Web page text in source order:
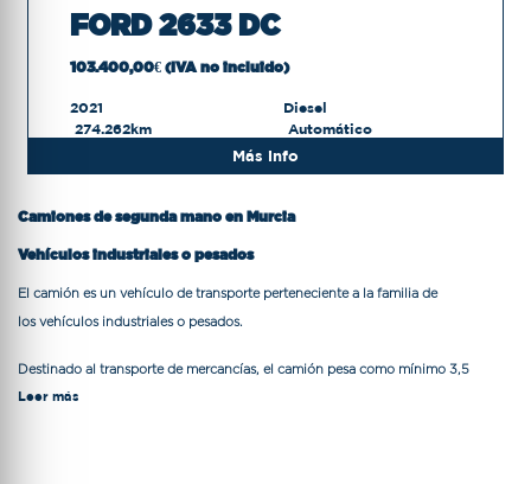
FORD 2633 DC
103.400,00€ (IVA no incluido)
2021
Diesel
274.262km
Automático
Más info
Camiones de segunda mano en Murcia
Vehículos industriales o pesados
El camión es un vehículo de transporte perteneciente a la familia de
losvehículos industriales o pesados.
Destinado al transporte de mercancías, el camión pesa como mínimo 3,5
toneladas
Leer más